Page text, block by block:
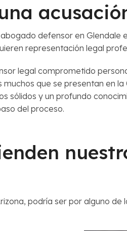
defensor en Glendale
representación legal
legal comprometido
que se presentan en la
sólidos y un profundo
del proceso.
podría ser por alguno